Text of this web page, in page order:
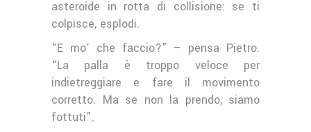
asteroide in rotta di collisione: se ti
colpisce, esplodi.
“E mo’ che faccio?” – pensa Pietro.
“La palla è troppo veloce per
indietreggiare e fare il movimento
corretto. Ma se non la prendo, siamo
fottuti”.